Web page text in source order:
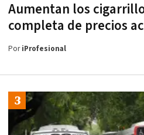
Aumentan los
completa de precios
PoriProfesional